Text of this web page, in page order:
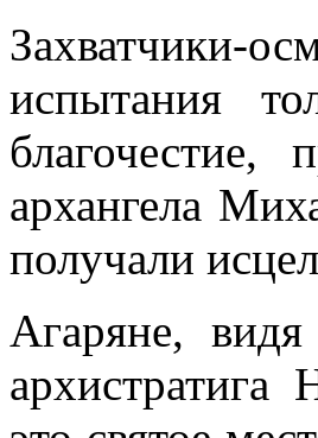
Захватчики-
испытания
архангела
получали
Агаряне,
архистратига